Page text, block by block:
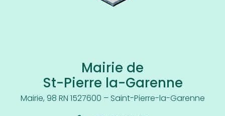
Mairie de
St-Pierre la-Garenne
Mairie, 98 RN 1527600 – Saint-Pierre-la-Garenne